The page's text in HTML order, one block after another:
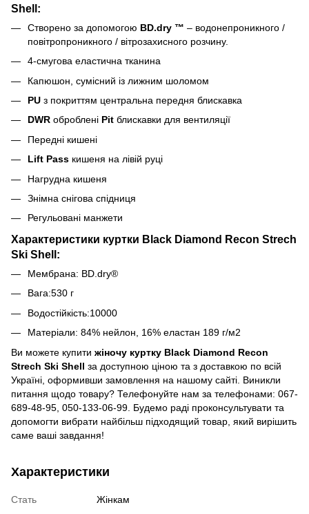
Shell:
Створено за допомогою BD.dry ™ – водонепроникного /
повітропроникного / вітрозахисного розчину.
4-смугова еластична тканина
Капюшон, сумісний із лижним шоломом
PU з покриттям центральна передня блискавка
DWR оброблені Pit блискавки для вентиляції
Передні кишені
Lift Pass кишеня на лівій руці
Нагрудна кишеня
Знімна снігова спідниця
Регульовані манжети
Характеристики куртки Black Diamond Recon Strech
Ski Shell:
Мембрана: BD.dry®
Вага:530 г
Водостійкість:10000
Матеріали: 84% нейлон, 16% еластан 189 г/м2
Ви можете купити жіночу куртку Black Diamond Recon
Strech Ski Shell за доступною ціною та з доставкою по всій
Україні, оформивши замовлення на нашому сайті. Виникли
питання щодо товару? Телефонуйте нам за телефонами: 067-
689-48-95, 050-133-06-99. Будемо раді проконсультувати та
допомогти вибрати найбільш підходящий товар, який вирішить
саме ваші завдання!
Характеристики
Стать
Жінкам